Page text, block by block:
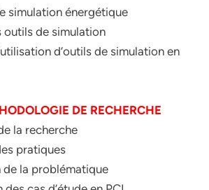
simulation énergétique
outils de simulation
d’outils de simulation en
DE RECHERCHE
la recherche
pratiques
la problématique